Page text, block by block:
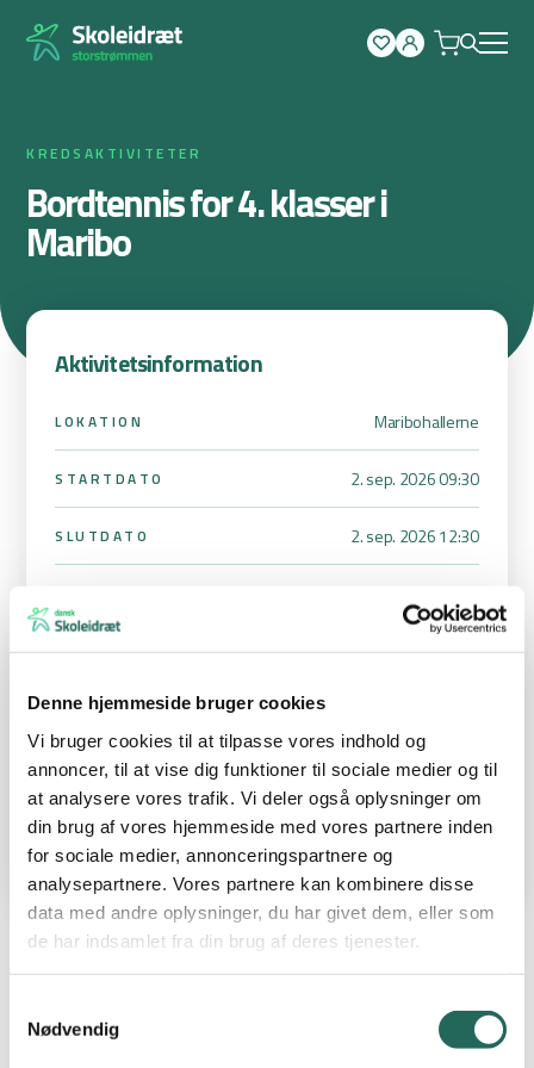
Denne hjemmeside bruger cookies
Vi bruger cookies til at tilpasse vores indhold og
annoncer, til at vise dig funktioner til sociale medier og til
at analysere vores trafik. Vi deler også oplysninger om
din brug af vores hjemmeside med vores partnere inden
for sociale medier, annonceringspartnere og
analysepartnere. Vores partnere kan kombinere disse
data med andre oplysninger, du har givet dem, eller som
de har indsamlet fra din brug af deres tjenester.
Nødvendig
KREDSAKTIVITETER
Bordtennis for 4. klasser i
Maribo
Aktivitetsinformation
LOKATION Maribohallerne
STARTDATO 2. sep. 2026 09:30
SLUTDATO 2. sep. 2026 12:30
KLASSE 1. klasse
STÆVNEANSVARLIG
kimbentoe@gmail.com
61693345
Indholdsbeskrivelse